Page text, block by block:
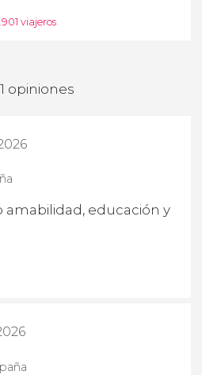
viajeros
opiniones
amabilidad, educación y